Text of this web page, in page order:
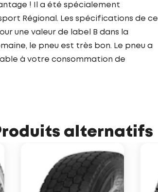
! Il a été spécialement
Régional. Les spécifications de ce
une valeur de label B dans la
le pneu est très bon. Le pneu a
à votre consommation de
alternatifs